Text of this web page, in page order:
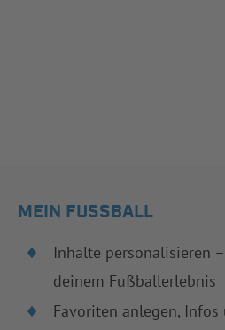
MEIN FUSSBALL
Inhalte personalisieren
deinem Fußballerlebnis
Favoriten anlegen,